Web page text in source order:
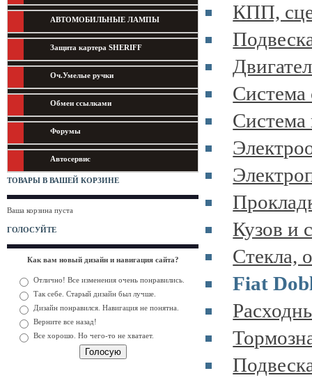
АВТОМОБИЛЬНЫЕ ЛАМПЫ
Защита картера SHERIFF
Оч.Умелые ручки
Обмен ссылками
Форумы
Автосервис
ТОВАРЫ В ВАШЕЙ КОРЗИНЕ
Ваша корзина пуста
ГОЛОСУЙТЕ
Как вам новый дизайн и навигация сайта?
Отлично! Все изменения очень понравились.
Так себе. Старый дизайн был лучше.
Дизайн понравился. Навигация не понятна.
Верните все назад!
Все хорошо. Но чего-то не хватает.
КПП,
Система
Система
Кузов и
Стекла,
Fiat